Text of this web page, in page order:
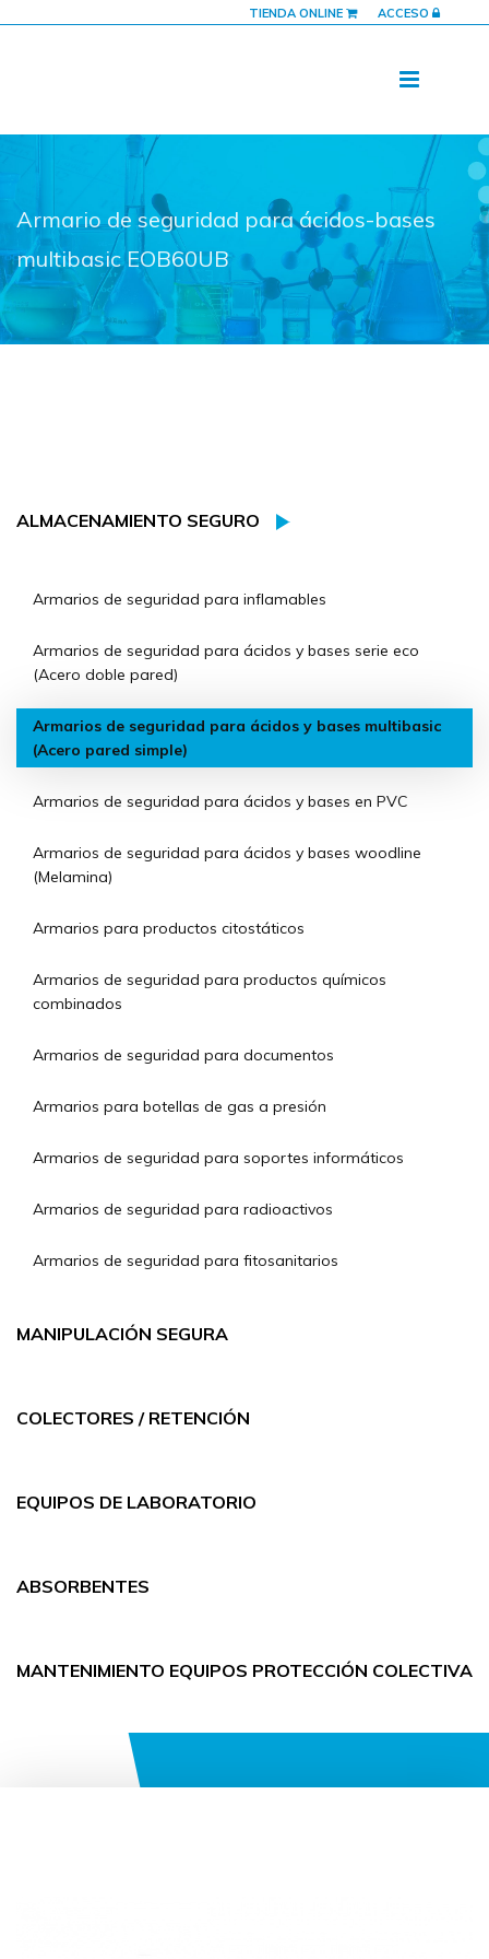
TIENDA ONLINE ACCESO
Armario de seguridad para ácidos-bases
multibasic EOB60UB
ALMACENAMIENTO SEGURO
Armarios de seguridad para inflamables
Armarios de seguridad para ácidos y bases serie eco
(Acero doble pared)
Armarios de seguridad para ácidos y bases multibasic
(Acero pared simple)
Armarios de seguridad para ácidos y bases en PVC
Armarios de seguridad para ácidos y bases woodline
(Melamina)
Armarios para productos citostáticos
Armarios de seguridad para productos químicos
combinados
Armarios de seguridad para documentos
Armarios para botellas de gas a presión
Armarios de seguridad para soportes informáticos
Armarios de seguridad para radioactivos
Armarios de seguridad para fitosanitarios
MANIPULACIÓN SEGURA
COLECTORES / RETENCIÓN
EQUIPOS DE LABORATORIO
ABSORBENTES
MANTENIMIENTO EQUIPOS PROTECCIÓN COLECTIVA